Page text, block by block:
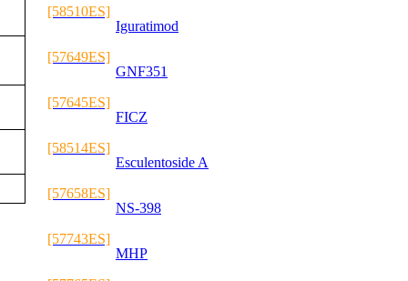
[58510ES]
Iguratimod
[57649ES]
GNF351
[57645ES]
FICZ
[58514ES]
Esculentoside A
[57658ES]
NS-398
[57743ES]
MHP